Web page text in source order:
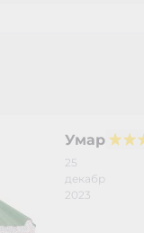
Умар
25
декабр
2023